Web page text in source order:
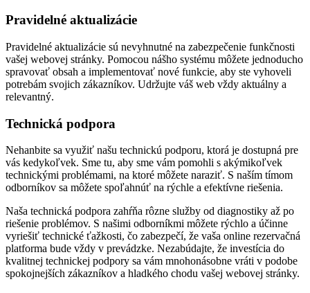
Pravidelné aktualizácie
Pravidelné aktualizácie sú nevyhnutné na zabezpečenie funkčnosti
vašej webovej stránky. Pomocou nášho systému môžete jednoducho
spravovať obsah a implementovať nové funkcie, aby ste vyhoveli
potrebám svojich zákazníkov. Udržujte váš web vždy aktuálny a
relevantný.
Technická podpora
Nehanbite sa využiť našu technickú podporu, ktorá je dostupná pre
vás kedykoľvek. Sme tu, aby sme vám pomohli s akýmikoľvek
technickými problémami, na ktoré môžete naraziť. S naším tímom
odborníkov sa môžete spoľahnúť na rýchle a efektívne riešenia.
Naša technická podpora zahŕňa rôzne služby od diagnostiky až po
riešenie problémov. S našimi odborníkmi môžete rýchlo a účinne
vyriešiť technické ťažkosti, čo zabezpečí, že vaša online rezervačná
platforma bude vždy v prevádzke. Nezabúdajte, že investícia do
kvalitnej technickej podpory sa vám mnohonásobne vráti v podobe
spokojnejších zákazníkov a hladkého chodu vašej webovej stránky.